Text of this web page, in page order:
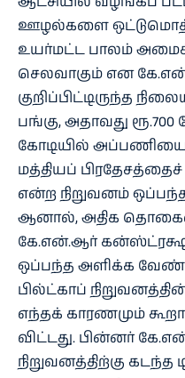
ஊழல்களை ஒட்டுமொத்த
உயர்மட்ட பாலம்
செலவாகும் என
குறிப்பிட்டிருந்த
பங்கு, அதாவது ரூ.700
கோடியில் அப்பணியை
மத்தியப் பிரதேசத்தைச்
என்ற நிறுவனம்
ஆனால், அதிக
கே.என்.ஆர்
ஒப்பந்த அளிக்க
பில்ட்காப்
எந்தக் காரணமும்
விட்டது. பின்னர்
நிறுவனத்திற்கு கடந்த